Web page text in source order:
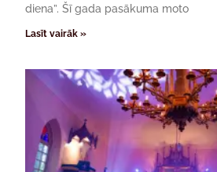
diena”. Šī gada pasākuma moto
Lasīt vairāk »